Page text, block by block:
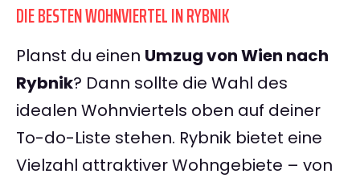
DIE BESTEN WOHNVIERTEL IN RYBNIK
Planst du einen Umzug von Wien nach
Rybnik? Dann sollte die Wahl des
idealen Wohnviertels oben auf deiner
To-do-Liste stehen. Rybnik bietet eine
Vielzahl attraktiver Wohngebiete – von